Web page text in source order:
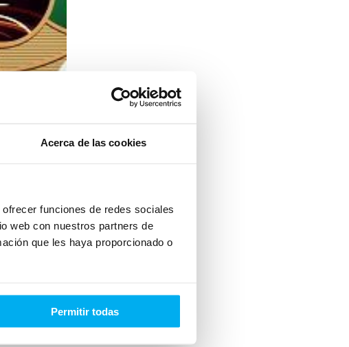
Acerca de las cookies
funciones de redes sociales
web con nuestros partners de
que les haya proporcionado o
Permitir todas
anticipo,